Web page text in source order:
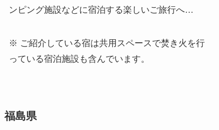
ンピング施設などに宿泊する楽しいご旅行へ…
※ ご紹介している宿は共用スペースで焚き火を行
っている宿泊施設も含んでいます。
福島県